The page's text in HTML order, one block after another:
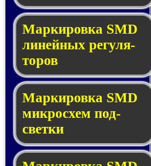
Маркировка SMD
ли­ней­ных ре­гу­ля­
то­ров
Маркировка SMD
мик­ро­схем под­
свет­ки